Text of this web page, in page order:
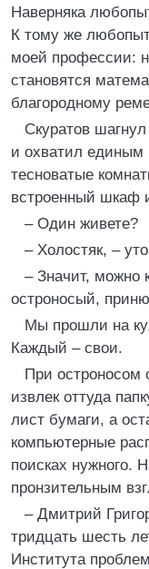
Наверняка
К тому же
моей профессии:
становятся
благородному
Скуратов
и охватил единым
тесноватые
встроенный шкаф
– Один живете?
– Холостяк, –
– Значит, можно
остроносый,
Мы прошли на
Каждый – свои.
При остроносом
извлек оттуда
лист бумаги, а
компьютерные
поисках нужного.
пронзительным
– Дмитрий
тридцать шесть
Института